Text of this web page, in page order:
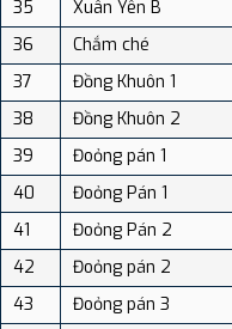
35
Xuân Yên B
36
Chắm ché
37
Đồng Khuôn 1
38
Đồng Khuôn 2
39
Đoỏng pán 1
40
Đoỏng Pán 1
41
Đoỏng Pán 2
42
Đoỏng pán 2
43
Đoỏng pán 3